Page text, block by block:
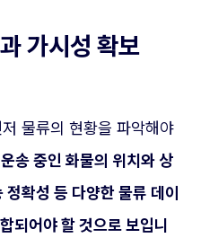
가시성 확보
물류의 현황을 파악해야
송 중인 화물의 위치와 상
확성 등 다양한 물류 데이
되어야 할 것으로 보입니